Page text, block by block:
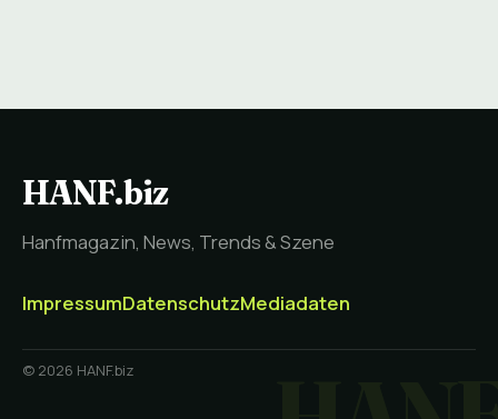
HANF.biz
Hanfmagazin, News, Trends & Szene
ImpressumDatenschutzMediadaten
© 2026 HANF.biz